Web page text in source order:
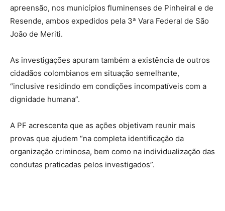
apreensão, nos municípios fluminenses de Pinheiral e de
Resende, ambos expedidos pela 3ª Vara Federal de São
João de Meriti.
As investigações apuram também a existência de outros
cidadãos colombianos em situação semelhante,
“inclusive residindo em condições incompatíveis com a
dignidade humana”.
A PF acrescenta que as ações objetivam reunir mais
provas que ajudem “na completa identificação da
organização criminosa, bem como na individualização das
condutas praticadas pelos investigados”.